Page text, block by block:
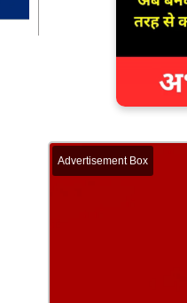
Advertisement Box